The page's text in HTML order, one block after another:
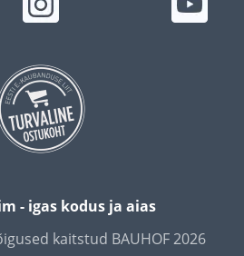
- igas kodus ja aias
kaitstud BAUHOF 2026